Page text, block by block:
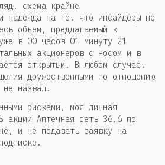
схема крайне
надежда на то, что инсайдеры не
объем, предлагаемый к
в 00 часов 01 минуту 21
акционеров с носом и в
открытым. В любом случае,
дружественными по отношению
не назвал.
рисками, моя личная
акции Аптечная сеть 36.6 по
и не подавать заявку на